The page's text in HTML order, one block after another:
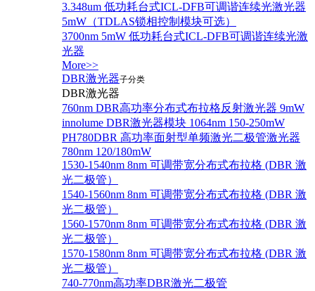
3.348um 低功耗台式ICL-DFB可调谐连续光激光器
5mW（TDLAS锁相控制模块可选）
3700nm 5mW 低功耗台式ICL-DFB可调谐连续光激
光器
More>>
DBR激光器子分类
DBR激光器
760nm DBR高功率分布式布拉格反射激光器 9mW
innolume DBR激光器模块 1064nm 150-250mW
PH780DBR 高功率面射型单频激光二极管激光器
780nm 120/180mW
1530-1540nm 8nm 可调带宽分布式布拉格 (DBR 激
光二极管）
1540-1560nm 8nm 可调带宽分布式布拉格 (DBR 激
光二极管）
1560-1570nm 8nm 可调带宽分布式布拉格 (DBR 激
光二极管）
1570-1580nm 8nm 可调带宽分布式布拉格 (DBR 激
光二极管）
740-770nm高功率DBR激光二极管